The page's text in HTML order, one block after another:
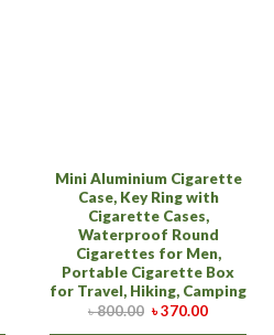
Mini Aluminium Cigarette
Case, Key Ring with
Cigarette Cases,
Waterproof Round
Cigarettes for Men,
Portable Cigarette Box
for Travel, Hiking, Camping
৳800.00 ৳370.00